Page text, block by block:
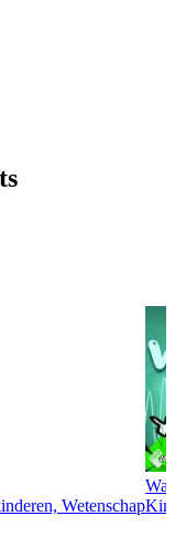
Wetenschap